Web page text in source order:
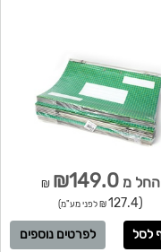
החל מ₪149.0
₪
(127.4 ₪ לפני מע"מ)
לפרטים נוספים